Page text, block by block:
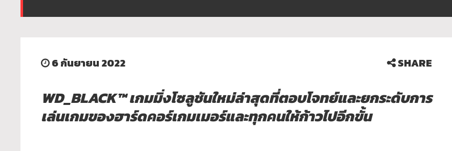
6 กันยายน 2022 SHARE
WD_BLACK™ เกมมิ่งโซลูชันใหม่ล่าสุดที่ตอบโจทย์และยกระดับการ
เล่นเกมของฮาร์ดคอร์เกมเมอร์และทุกคนให้ก้าวไปอีกขั้น